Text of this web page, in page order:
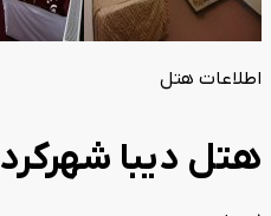
اطلاعات هتل
هتل دیبا شهرکرد